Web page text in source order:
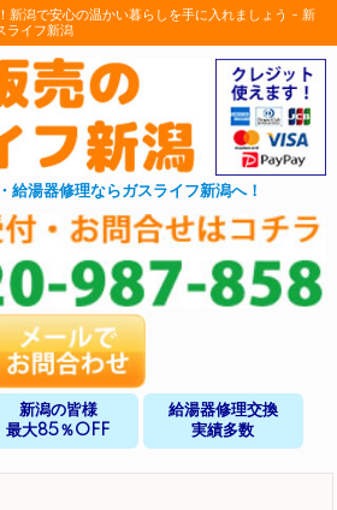
新潟で安心の温かい暮らしを手に入れましょう - 新
ライフ新潟
給湯器修理ならガスライフ新潟へ！
新潟の皆様
最大85％OFF
給湯器修理交換
実績多数